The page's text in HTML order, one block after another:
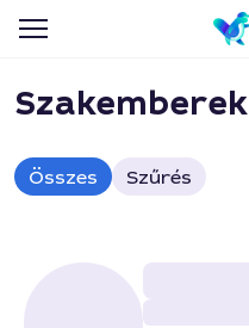
Szakemberek
Összes Szűrés